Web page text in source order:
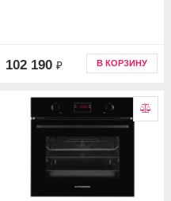
102 190 ₽ В КОРЗИНУ